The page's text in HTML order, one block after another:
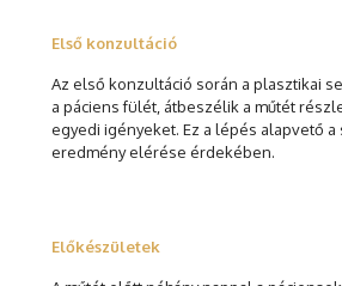
Első konzultáció
Az első konzultáció során a plasztikai
a páciens fülét, átbeszélik a műtét
egyedi igényeket. Ez a lépés alapvető a
eredmény elérése érdekében.
Előkészületek